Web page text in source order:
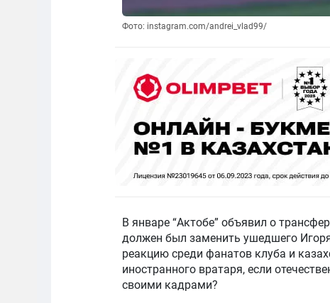
Фото: instagram.com/andrei_vlad99/
В январе “Актобе” объявил о
должен был заменить ушедшего
реакцию среди фанатов клуба и
иностранного вратаря, если
своими кадрами?